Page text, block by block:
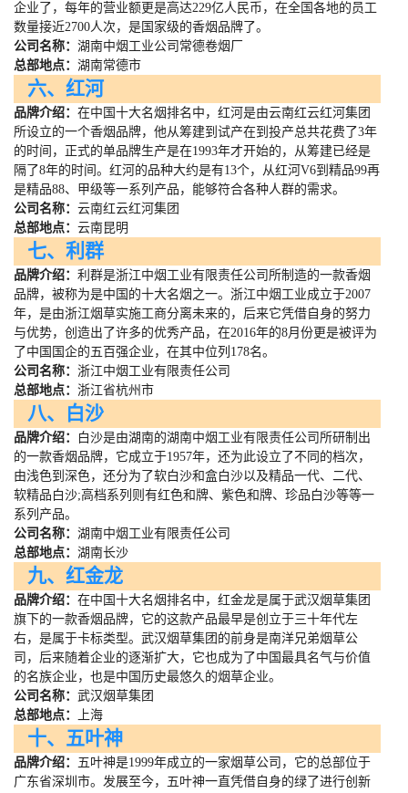
企业了，每年的营业额更是高达229亿人民币，在全国各地的员工
数量接近2700人次，是国家级的香烟品牌了。
公司名称： 湖南中烟工业公司常德卷烟厂
总部地点： 湖南常德市
六、红河
品牌介绍： 在中国十大名烟排名中，红河是由云南红云红河集团
所设立的一个香烟品牌，他从筹建到试产在到投产总共花费了3年
的时间，正式的单品牌生产是在1993年才开始的，从筹建已经是
隔了8年的时间。红河的品种大约是有13个，从红河 V6到精品99再
是精品88、甲级等一系列产品，能够符合各种人群的需求。
公司名称： 云南红云红河集团
总部地点： 云南昆明
七、利群
品牌介绍： 利群是浙江中烟工业有限责任公司所制造的一款香烟
品牌，被称为是中国的十大名烟之一。浙江中烟工业成立于2007
年，是由浙江烟草实施工商分离未来的，后来它凭借自身的努力
与优势，创造出了许多的优秀产品，在2016年的8月份更是被评为
了中国国企的五百强企业，在其中位列 178名。
公司名称： 浙江中烟工业有限责任公司
总部地点： 浙江省杭州市
八、白沙
品牌介绍：
白沙是由湖南的湖南中烟工业有限责任公司所研制出
的一款香烟品牌，它成立于1957年，还为此设立了不同的档次，
由浅色到深色，还分为了软白沙和盒白沙以及精品一代、二代、
软精品白沙;高档系列则有红色和牌、紫色和牌、珍品白沙等等一
系列产品。
公司名称： 湖南中烟工业有限责任公司
总部地点： 湖南长沙
九、红金龙
品牌介绍： 在中国十大名烟排名中，红金龙是属于武汉烟草集团
旗下的一款香烟品牌，它的这款产品最早是创立于三十年代左
右，是属于卡标类型。武汉烟草集团的前身是南洋兄弟烟草公
司，后来随着企业的逐渐扩大，它也成为了中国最具名气与价值
的名族企业，也是中国历史最悠久的烟草企业。
公司名称： 武汉烟草集团
总部地点：
上海
十、五叶神
品牌介绍： 五叶神是1999年成立的一家烟草公司，它的总部位于
广东省深圳市。发展至今，五叶神一直凭借自身的绿了进行创新